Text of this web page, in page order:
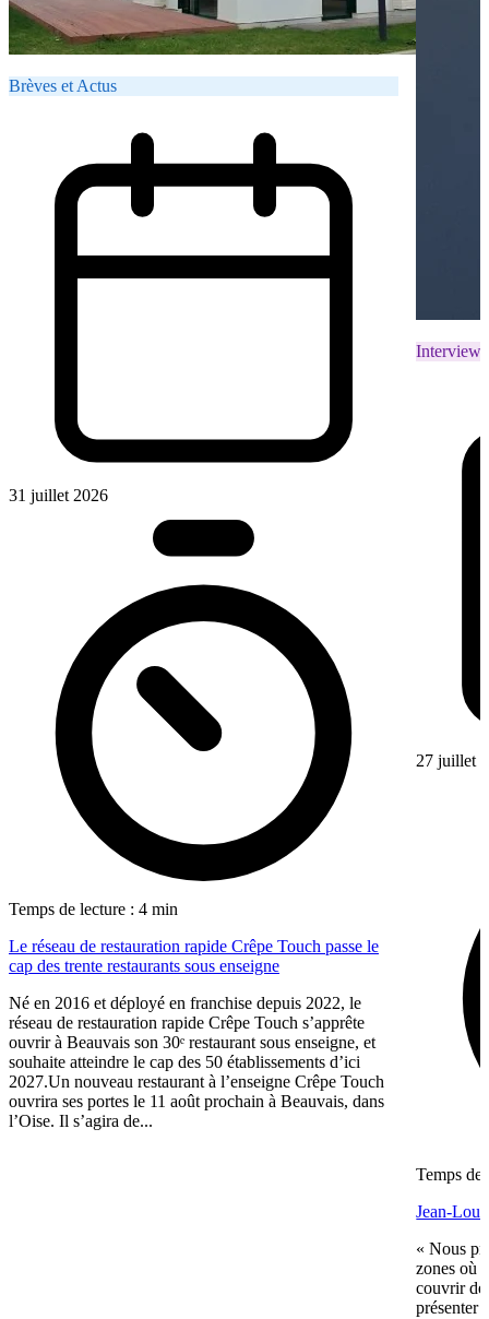
Brèves et Actus
31 juillet 2026
Temps de lecture : 4 min
Le réseau de restauration rapide Crêpe Touch passe le
cap des trente restaurants sous enseigne
Né en 2016 et déployé en franchise depuis 2022, le
réseau de restauration rapide Crêpe Touch s’apprête
ouvrir à Beauvais son 30ᵉ restaurant sous enseigne, et
souhaite atteindre le cap des 50 établissements d’ici
2027.Un nouveau restaurant à l’enseigne Crêpe Touch
ouvrira ses portes le 11 août prochain à Beauvais, dans
l’Oise. Il s’agira de...
Interviews
27 juillet
Temps de
Jean-
« Nous
zones où
couvrir de
présenter